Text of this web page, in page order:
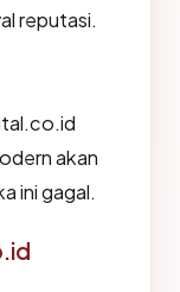
reputasi.
akan
ini gagal.